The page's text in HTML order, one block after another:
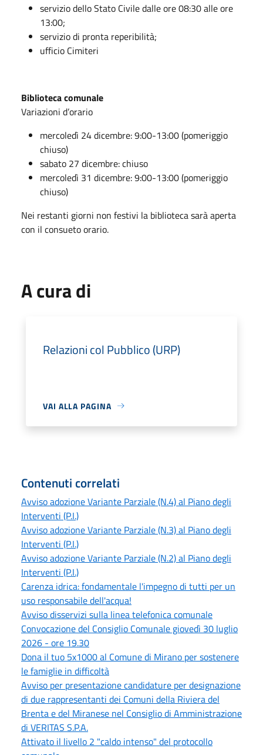
servizio dello Stato Civile dalle ore 08:30 alle ore
13:00;
servizio di pronta reperibilità;
ufficio Cimiteri
Biblioteca comunale
Variazioni d’orario
mercoledì 24 dicembre: 9:00-13:00 (pomeriggio
chiuso)
sabato 27 dicembre: chiuso
mercoledì 31 dicembre: 9:00-13:00 (pomeriggio
chiuso)
Nei restanti giorni non festivi la biblioteca sarà aperta
con il consueto orario.
A cura di
Relazioni col Pubblico (URP)
VAI ALLA PAGINA
Contenuti correlati
Avviso adozione Variante Parziale (N.4) al Piano degli
Interventi (P.I.)
Avviso adozione Variante Parziale (N.3) al Piano degli
Interventi (P.I.)
Avviso adozione Variante Parziale (N.2) al Piano degli
Interventi (P.I.)
Carenza idrica: fondamentale l'impegno di tutti per un
uso responsabile dell'acqua!
Avviso disservizi sulla linea telefonica comunale
Convocazione del Consiglio Comunale giovedì 30 luglio
2026 - ore 19.30
Dona il tuo 5x1000 al Comune di Mirano per sostenere
le famiglie in difficoltà
Avviso per presentazione candidature per designazione
di due rappresentanti dei Comuni della Riviera del
Brenta e del Miranese nel Consiglio di Amministrazione
di VERITAS S.P.A.
Attivato il livello 2 "caldo intenso" del protocollo